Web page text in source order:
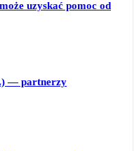
uzyskać pomoc od
— partnerzy